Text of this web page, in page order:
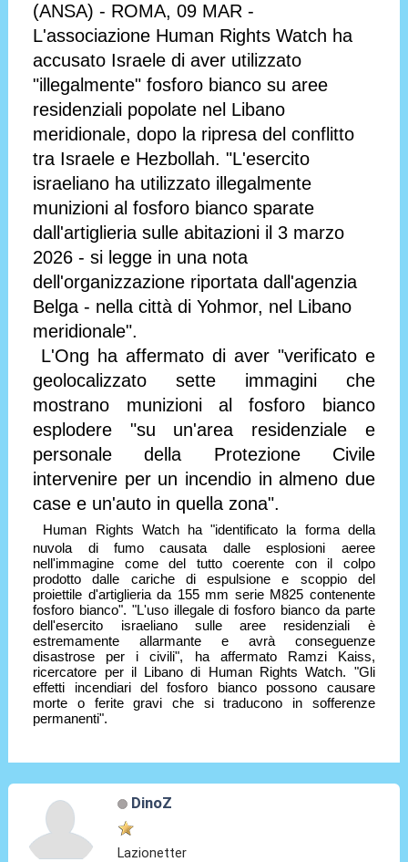
(ANSA) - ROMA, 09 MAR -
L'associazione Human Rights Watch ha
accusato Israele di aver utilizzato
"illegalmente" fosforo bianco su aree
residenziali popolate nel Libano
meridionale, dopo la ripresa del conflitto
tra Israele e Hezbollah. "L'esercito
israeliano ha utilizzato illegalmente
munizioni al fosforo bianco sparate
dall'artiglieria sulle abitazioni il 3 marzo
2026 - si legge in una nota
dell'organizzazione riportata dall'agenzia
Belga - nella città di Yohmor, nel Libano
meridionale".
L'Ong ha affermato di aver "verificato e
geolocalizzato sette immagini che
mostrano munizioni al fosforo bianco
esplodere "su un'area residenziale e
personale della Protezione Civile
intervenire per un incendio in almeno due
case e un'auto in quella zona".
Human Rights Watch ha "identificato la forma della
nuvola di fumo causata dalle esplosioni aeree
nell'immagine come del tutto coerente con il colpo
prodotto dalle cariche di espulsione e scoppio del
proiettile d'artiglieria da 155 mm serie M825 contenente
fosforo bianco". "L'uso illegale di fosforo bianco da parte
dell'esercito israeliano sulle aree residenziali è
estremamente allarmante e avrà conseguenze
disastrose per i civili", ha affermato Ramzi Kaiss,
ricercatore per il Libano di Human Rights Watch. "Gli
effetti incendiari del fosforo bianco possono causare
morte o ferite gravi che si traducono in sofferenze
permanenti".
DinoZ
Lazionetter